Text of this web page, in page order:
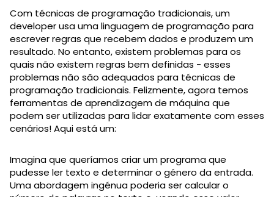
Com técnicas de programação tradicionais, um
developer usa uma linguagem de programação para
escrever regras que recebem dados e produzem um
resultado. No entanto, existem problemas para os
quais não existem regras bem definidas - esses
problemas não são adequados para técnicas de
programação tradicionais. Felizmente, agora temos
ferramentas de aprendizagem de máquina que
podem ser utilizadas para lidar exatamente com esses
cenários! Aqui está um:
Imagina que queríamos criar um programa que
pudesse ler texto e determinar o género da entrada.
Uma abordagem ingénua poderia ser calcular o